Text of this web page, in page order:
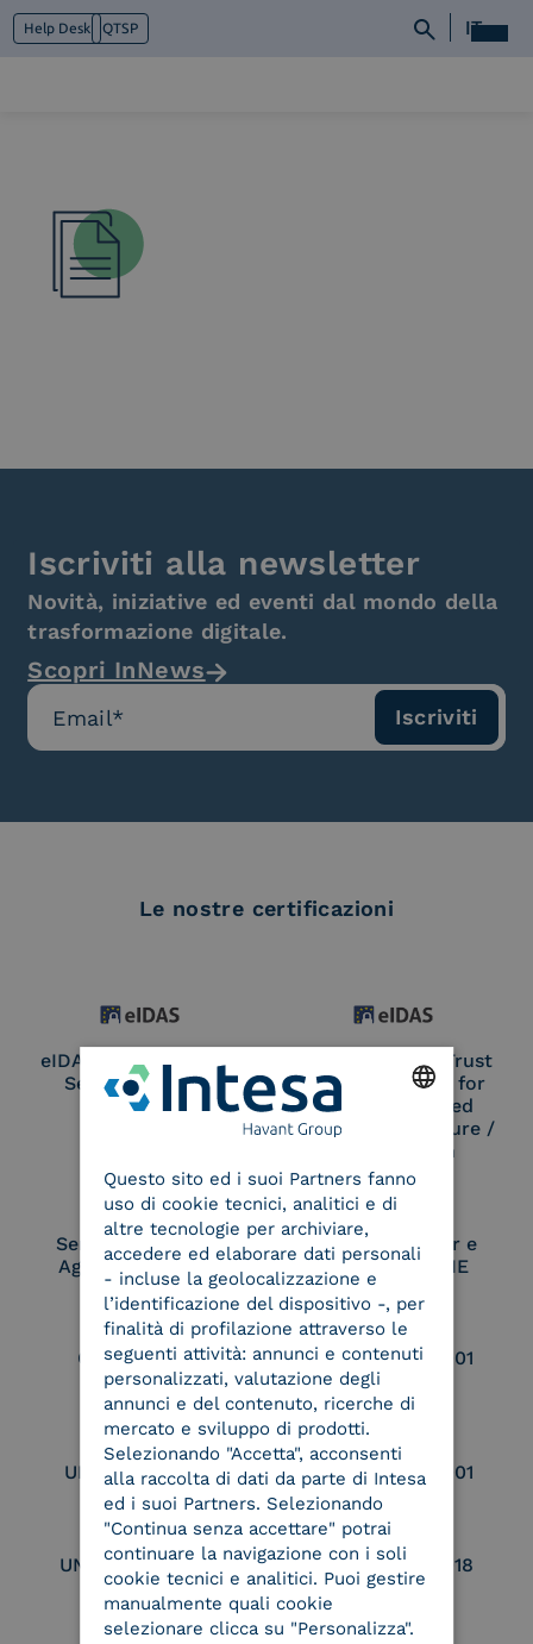
Help Desk QTSP IT
Cosa facciamo
Piattaforme
Industry
News e Media
Iscriviti alla newsletter
Novità, iniziative ed eventi dal mondo della
trasformazione digitale.
Scopri InNews
Le nostre certificazioni
eIDAS Qualified Trust
Service Provider
eIDAS Qualified Trust
Service Provider for
Remote Qualified
Electronic Signature /
Seal Creation
Service Provider e
Aggregatore SPID
Service Provider e
Aggregatore CIE
Conservatore
qualificato
UNI EN ISO 37001
UNI EN ISO 9001 UNI EN ISO 27001
UNI EN ISO 27017 UNI EN ISO 27018
ITALIAN
Questo sito ed i suoi Partners fanno
uso di cookie tecnici, analitici e di
altre tecnologie per archiviare,
accedere ed elaborare dati personali
- incluse la geolocalizzazione e
l’identificazione del dispositivo -, per
finalità di profilazione attraverso le
seguenti attività: annunci e contenuti
personalizzati, valutazione degli
annunci e del contenuto, ricerche di
mercato e sviluppo di prodotti.
Selezionando "Accetta", acconsenti
alla raccolta di dati da parte di Intesa
ed i suoi Partners. Selezionando
"Continua senza accettare" potrai
continuare la navigazione con i soli
cookie tecnici e analitici. Puoi gestire
manualmente quali cookie
selezionare clicca su "Personalizza".